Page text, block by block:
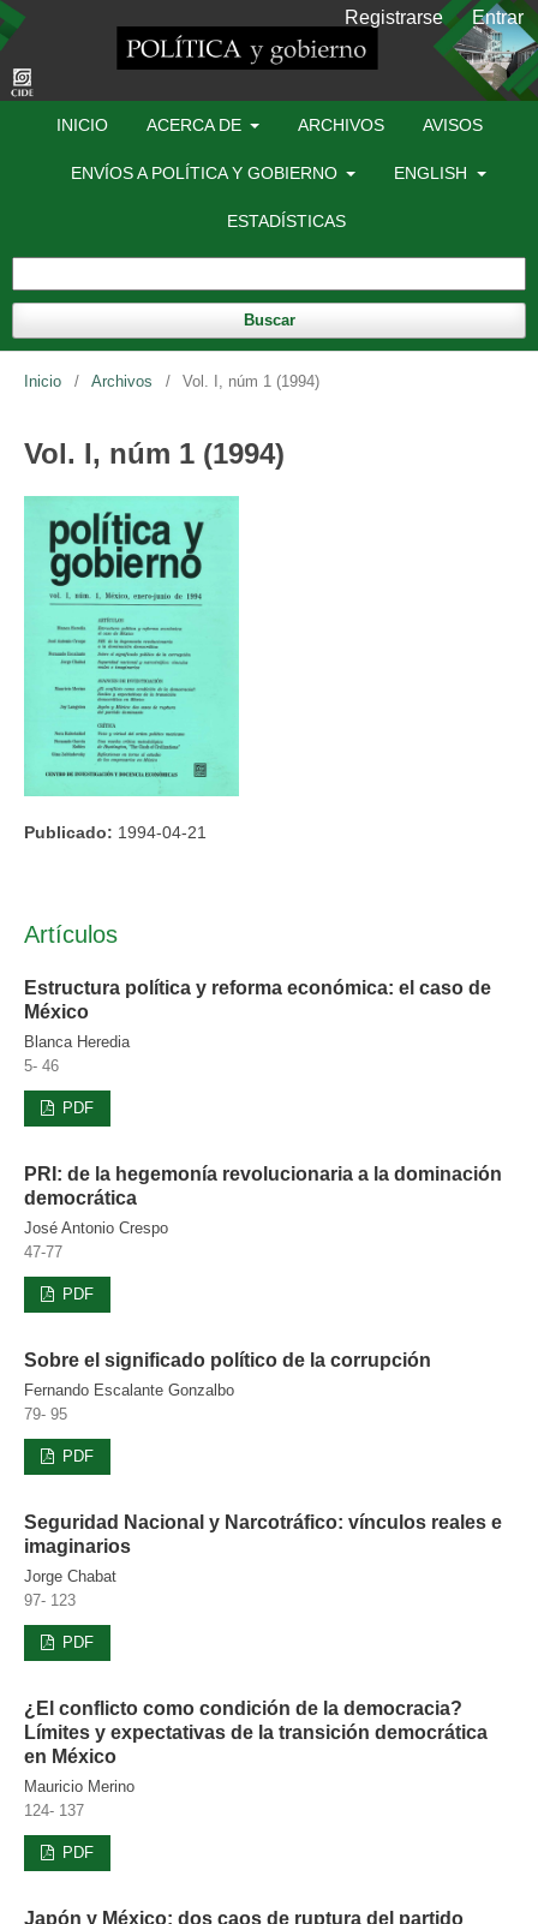
INICIO ACERCA DE ARCHIVOS AVISOS
ENVÍOS A POLÍTICA Y GOBIERNO ENGLISH
ESTADÍSTICAS
Buscar
Registrarse Entrar
Inicio / Archivos / Vol. I, núm 1 (1994)
Vol. I, núm 1 (1994)
Publicado: 1994-04-21
Artículos
Estructura política y reforma económica: el caso de
México
Blanca Heredia
5- 46
PDF
PRI: de la hegemonía revolucionaria a la dominación
democrática
José Antonio Crespo
47-77
PDF
Sobre el significado político de la corrupción
Fernando Escalante Gonzalbo
79- 95
PDF
Seguridad Nacional y Narcotráfico: vínculos reales e
imaginarios
Jorge Chabat
97- 123
PDF
¿El conflicto como condición de la democracia?
Límites y expectativas de la transición democrática
en México
Mauricio Merino
124- 137
PDF
Japón y México: dos caos de ruptura del partido